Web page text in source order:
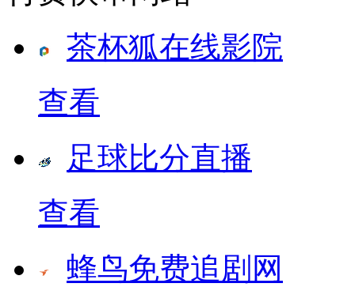
茶杯狐在线影院
查看
足球比分直播
查看
蜂鸟免费追剧网